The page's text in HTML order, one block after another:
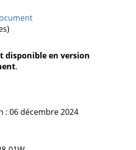
disponible en version
.
06 décembre 2024